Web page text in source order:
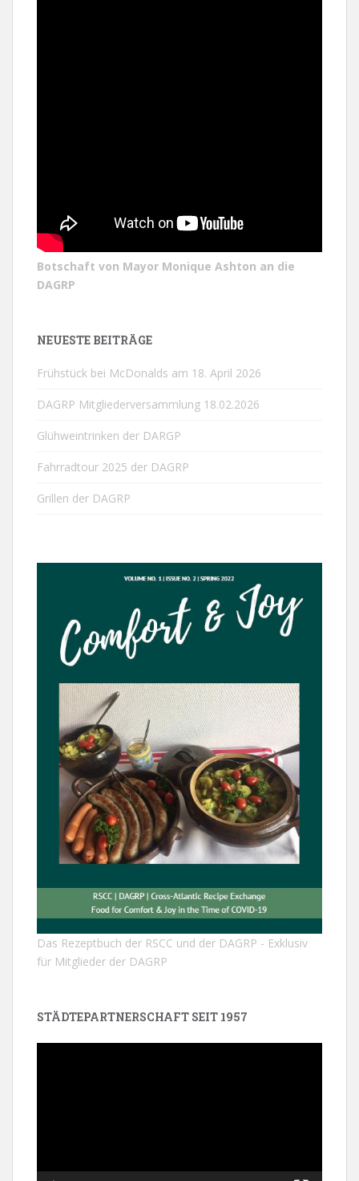
Botschaft von Mayor Monique Ashton an die
DAGRP
NEUESTE BEITRÄGE
Frühstück bei McDonalds am 18. April 2026
DAGRP Mitgliederversammlung 18.02.2026
Glühweintrinken der DARGP
Fahrradtour 2025 der DAGRP
Grillen der DAGRP
Das Rezeptbuch der RSCC und der DAGRP - Exklusiv
für Mitglieder der DAGRP
STÄDTEPARTNERSCHAFT SEIT 1957